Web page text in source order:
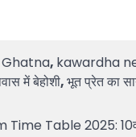
, kawardha
में बेहोशी,भूत प्रेत का
Table 2025: 10वीं